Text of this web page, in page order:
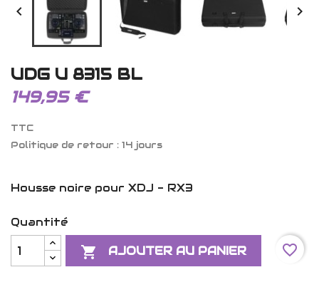
 
UDG U 8315 BL
149,95 €
TTC
Politique de retour : 14 jours
Housse noire pour XDJ - RX3
Quantité
 AJOUTER AU PANIER favorite_border